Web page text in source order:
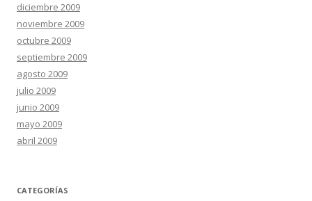
diciembre 2009
noviembre 2009
octubre 2009
septiembre 2009
agosto 2009
julio 2009
junio 2009
mayo 2009
abril 2009
CATEGORÍAS